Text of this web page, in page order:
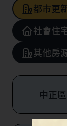
都市更
社會住
其他房
中正